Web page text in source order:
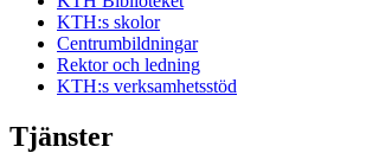
KTH:s skolor
Centrumbildningar
Rektor och ledning
KTH:s verksamhetsstöd
Tjänster